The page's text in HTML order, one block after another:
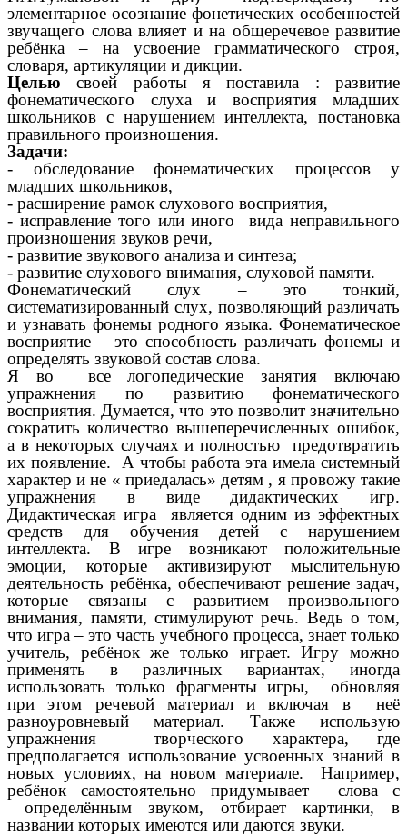
элементарное осознание фонетических особенностей
звучащего слова влияет и на общеречевое развитие
ребёнка – на усвоение грамматического строя,
словаря, артикуляции и дикции.
Цельюсвоей работы я поставила : развитие
фонематического слуха и восприятия младших
школьников с нарушением интеллекта, постановка
правильного произношения.
Задачи:
- обследование фонематических процессов у
младших школьников,
- расширение рамок слухового восприятия,
- исправление того или иного вида неправильного
произношения звуков речи,
- развитие звукового анализа и синтеза;
- развитие слухового внимания, слуховой памяти.
Фонематический слух – это тонкий,
систематизированный слух, позволяющий различать
и узнавать фонемы родного языка. Фонематическое
восприятие – это способность различать фонемы и
определять звуковой состав слова.
Я во все логопедические занятия включаю
упражнения по развитию фонематического
восприятия. Думается, что это позволит значительно
сократить количество вышеперечисленных ошибок,
а в некоторых случаях и полностью предотвратить
их появление. А чтобы работа эта имела системный
характер и не « приедалась» детям , я провожу такие
упражнения в виде дидактических игр.
Дидактическая игра является одним из эффектных
средств для обучения детей с нарушением
интеллекта. В игре возникают положительные
эмоции, которые активизируют мыслительную
деятельность ребёнка, обеспечивают решение задач,
которые связаны с развитием произвольного
внимания, памяти, стимулируют речь. Ведь о том,
что игра – это часть учебного процесса, знает только
учитель, ребёнок же только играет. Игру можно
применять в различных вариантах, иногда
использовать только фрагменты игры, обновляя
при этом речевой материал и включая в неё
разноуровневый материал. Также использую
упражнения творческого характера, где
предполагается использование усвоенных знаний в
новых условиях, на новом материале. Например,
ребёнок самостоятельно придумывает слова с
определённым звуком, отбирает картинки, в
названии которых имеются или даются звуки.